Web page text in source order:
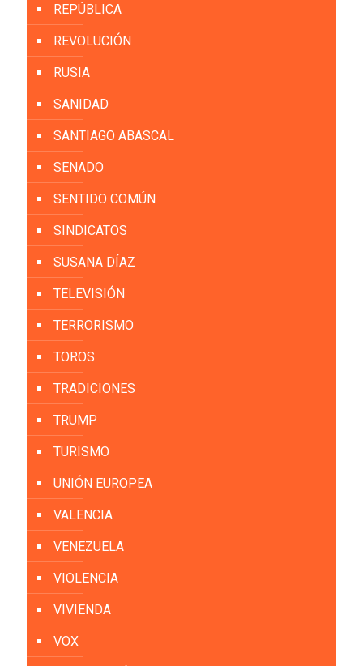
REPÚBLICA
REVOLUCIÓN
RUSIA
SANIDAD
SANTIAGO ABASCAL
SENADO
SENTIDO COMÚN
SINDICATOS
SUSANA DÍAZ
TELEVISIÓN
TERRORISMO
TOROS
TRADICIONES
TRUMP
TURISMO
UNIÓN EUROPEA
VALENCIA
VENEZUELA
VIOLENCIA
VIVIENDA
VOX